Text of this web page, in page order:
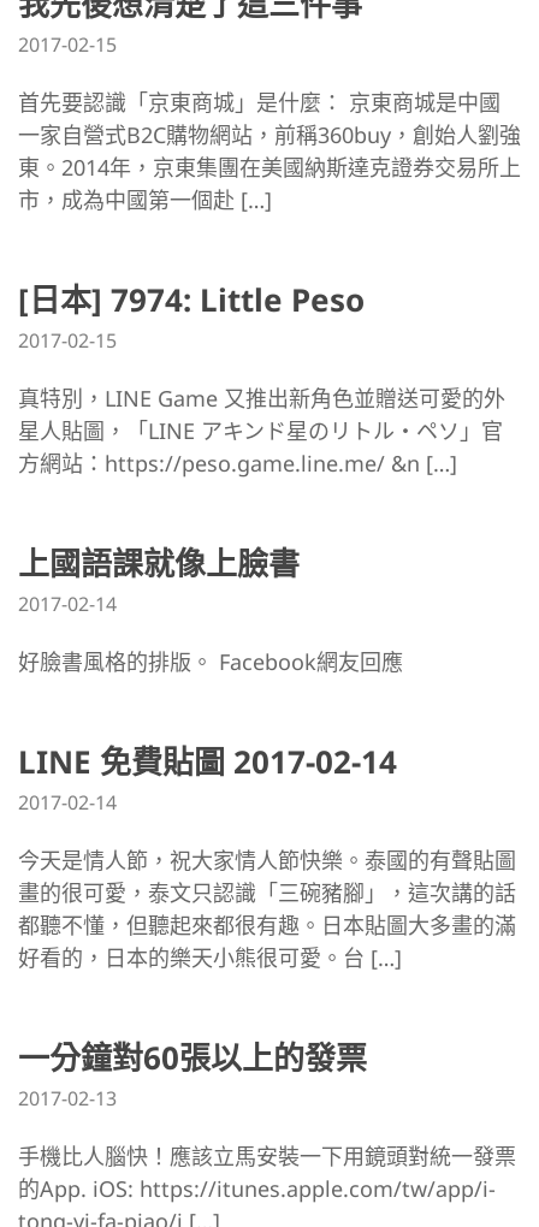
2017-02-15
首先要認識「京東商城」是什麼： 京東商城是中國
一家自營式B2C購物網站，前稱360buy，創始人劉強
東。2014年，京東集團在美國納斯達克證券交易所上
市，成為中國第一個赴 […]
[日本] 7974: Little Peso
2017-02-15
真特別，LINE Game 又推出新角色並贈送可愛的外
星人貼圖，「LINE アキンド星のリトル・ペソ」官
方網站：https://peso.game.line.me/ &n […]
上國語課就像上臉書
2017-02-14
好臉書風格的排版。 Facebook網友回應
LINE 免費貼圖 2017-02-14
2017-02-14
今天是情人節，祝大家情人節快樂。泰國的有聲貼圖
畫的很可愛，泰文只認識「三碗豬腳」，這次講的話
都聽不懂，但聽起來都很有趣。日本貼圖大多畫的滿
好看的，日本的樂天小熊很可愛。台 […]
一分鐘對60張以上的發票
2017-02-13
手機比人腦快！應該立馬安裝一下用鏡頭對統一發票
的App. iOS: https://itunes.apple.com/tw/app/i-
tong-yi-fa-piao/i […]